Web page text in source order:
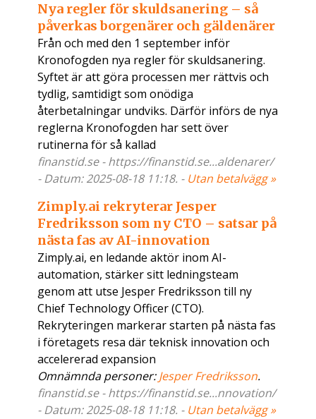
Nya regler för skuldsanering – så
påverkas borgenärer och gäldenärer
Från och med den 1 september inför
Kronofogden nya regler för skuldsanering.
Syftet är att göra processen mer rättvis och
tydlig, samtidigt som onödiga
återbetalningar undviks. Därför införs de nya
reglerna Kronofogden har sett över
rutinerna för så kallad
finanstid.se - https://finanstid.se...aldenarer/
- Datum: 2025-08-18 11:18. - Utan betalvägg »
Zimply.ai rekryterar Jesper
Fredriksson som ny CTO – satsar på
nästa fas av AI-innovation
Zimply.ai, en ledande aktör inom AI-
automation, stärker sitt ledningsteam
genom att utse Jesper Fredriksson till ny
Chief Technology Officer (CTO).
Rekryteringen markerar starten på nästa fas
i företagets resa där teknisk innovation och
accelererad expansion
Omnämnda personer:Jesper Fredriksson.
finanstid.se - https://finanstid.se...nnovation/
- Datum: 2025-08-18 11:18. - Utan betalvägg »